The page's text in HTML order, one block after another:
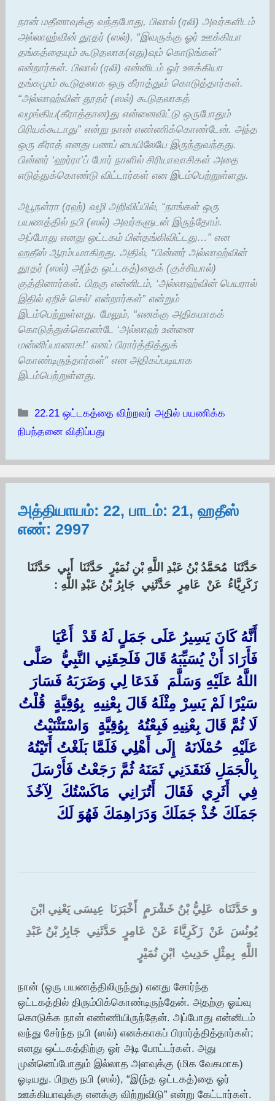
நான் மதீனாவுக்கு வந்தபோது, பிலால் (ரலி) அவர்களிடம்
அல்லாஹ்வின் தூதர் (ஸல்), “இவருக்கு ஓர் ஊக்கியா
தங்கத்தையும் கூடுதலாக(எது)வும் கொடுங்கள்”
என்றார்கள். பிலால் (ரலி) என்னிடம் ஓர் ஊக்கியா
தங்கமும் கூடுதலாக ஒரு கீராத்தும் கொடுத்தார்கள்.
“அல்லாஹ்வின் தூதர் (ஸல்) கூடுதலாகத்
வழங்கிய(கீராத்தான)து என்னைவிட்டு ஒருபோதும்
பிரியக்கூடாது” என்று நான் எண்ணிக்கொண்டேன். அந்த
ஒரு கீராத் எனது பணப் பையிலேயே இருந்துவந்தது.
பின்னர் ‘ஹர்ரா’ப் போர் நாளில் சிரியாவாசிகள் அதை
எடுத்துக்கொண்டு விட்டார்கள் என இடம்பெற்றுள்ளது.
அபூநள்ரா (ரஹ்) வழி அறிவிப்பில், “நாங்கள் ஒரு
பயணத்தில் நபி (ஸல்) அவர்களுடன் இருந்தோம்.
அப்போது எனது ஒட்டகம் பின்தங்கிவிட்டது…” என
ஹதீஸ் ஆரம்பமாகிறது. அதில், “பின்னர் அல்லாஹ்வின்
தூதர் (ஸல்) அ(ந்த ஒட்டகத்)தைக் (குச்சியால்)
குத்தினார்கள். பிறகு என்னிடம், ‘அல்லாஹ்வின் பெயரால்
இதில் ஏறிச் செல்’ என்றார்கள்” என்றும்
இடம்பெற்றுள்ளது. மேலும், “எனக்கு அதிகமாகக்
கொடுத்துக்கொண்டே ‘அல்லாஹ் உன்னை
மன்னிப்பானாக!’ எனப் பிரார்த்தித்துக்
கொண்டிருந்தார்கள்” என அதிகப்படியாக
இடம்பெற்றுள்ளது.
Categories
22.21 ஒட்டகத்தை விற்றவர் அதில் பயணிக்க
நிபந்தனை விதிப்பது
அத்தியாயம்: 22, பாடம்: 21, ஹதீஸ்
எண்: 2997
‏حَدَّثَنَا ‏ ‏مُحَمَّدُ بْنُ عَبْدِ اللَّهِ بْنِ نُمَيْرٍ ‏ ‏حَدَّثَنَا ‏ ‏أَبِي ‏ ‏حَدَّثَنَا ‏
‏زَكَرِيَّاءُ ‏ ‏عَنْ ‏ ‏عَامِرٍ ‏ ‏حَدَّثَنِي ‏ ‏جَابِرُ بْنُ عَبْدِ اللَّهِ : ‏
أَنَّهُ كَانَ يَسِيرُ عَلَى جَمَلٍ لَهُ قَدْ ‏ ‏أَعْيَا ‏
‏فَأَرَادَ أَنْ يُسَيِّبَهُ قَالَ فَلَحِقَنِي النَّبِيُّ ‏ ‏صَلَّى
اللَّهُ عَلَيْهِ وَسَلَّمَ ‏ ‏فَدَعَا لِي وَضَرَبَهُ فَسَارَ
سَيْرًا لَمْ يَسِرْ مِثْلَهُ قَالَ بِعْنِيهِ ‏ ‏بِوُقِيَّةٍ ‏ ‏قُلْتُ
لَا ثُمَّ قَالَ بِعْنِيهِ فَبِعْتُهُ ‏ ‏بِوُقِيَّةٍ ‏ ‏وَاسْتَثْنَيْتُ
عَلَيْهِ ‏ ‏حُمْلَانَهُ ‏ ‏إِلَى أَهْلِي فَلَمَّا بَلَغْتُ أَتَيْتُهُ
بِالْجَمَلِ فَنَقَدَنِي ثَمَنَهُ ثُمَّ رَجَعْتُ فَأَرْسَلَ
فِي ‏ ‏أَثَرِي ‏ ‏فَقَالَ ‏ ‏أَتُرَانِي ‏ ‏مَاكَسْتُكَ ‏ ‏لِآخُذَ
جَمَلَكَ خُذْ جَمَلَكَ وَدَرَاهِمَكَ فَهُوَ لَكَ ‏
و حَدَّثَنَاه ‏ ‏عَلِيُّ بْنُ خَشْرَمٍ ‏ ‏أَخْبَرَنَا ‏ ‏عِيسَى يَعْنِي ابْنَ
يُونُسَ ‏ ‏عَنْ ‏ ‏زَكَرِيَّاءَ ‏ ‏عَنْ ‏ ‏عَامِرٍ ‏ ‏حَدَّثَنِي ‏ ‏جَابِرُ بْنُ عَبْدِ
اللَّهِ ‏ ‏بِمِثْلِ حَدِيثِ ‏ ‏ابْنِ نُمَيْرٍ
நான் (ஒரு பயணத்திலிருந்து) எனது சோர்ந்த
ஒட்டகத்தில் திரும்பிக்கொண்டிருந்தேன். அதற்கு ஓய்வு
கொடுக்க நான் எண்ணியிருந்தேன். அப்போது என்னிடம்
வந்து சேர்ந்த நபி (ஸல்) எனக்காகப் பிரார்த்தித்தார்கள்;
எனது ஒட்டகத்திற்கு ஓர் அடி போட்டர்கள். அது
முன்னெப்போதும் இல்லாத அளவுக்கு (மிக வேகமாக)
ஓடியது. பிறகு நபி (ஸல்), “இ(ந்த ஒட்டகத்)தை ஓர்
ஊக்கியாவுக்கு எனக்கு விற்றுவிடு” என்று கேட்டார்கள்.